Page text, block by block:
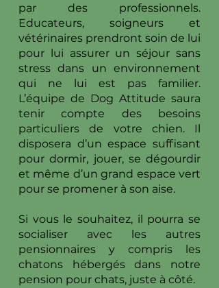
par des professionnels.
Educateurs, soigneurs et
vétérinaires prendront soin de lui
pour lui assurer un séjour sans
stress dans un environnement
qui ne lui est pas familier.
L’équipe de Dog Attitude saura
tenir compte des besoins
particuliers de votre chien. Il
disposera d’un espace suffisant
pour dormir, jouer, se dégourdir
et même d’un grand espace vert
pour se promener à son aise.
Si vous le souhaitez, il pourra se
socialiser avec les autres
pensionnaires y compris les
chatons hébergés dans notre
pension pour chats, juste à côté.